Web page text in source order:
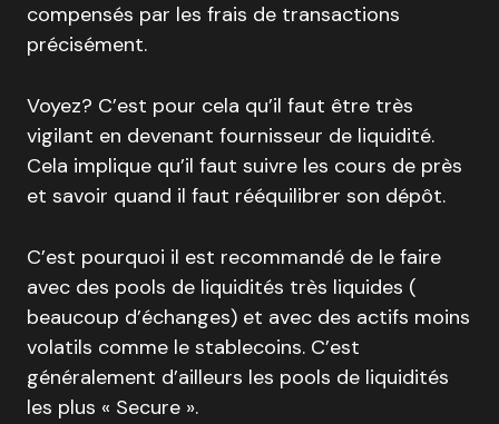
compensés par les frais de transactions
précisément.
Voyez? C’est pour cela qu’il faut être très
vigilant en devenant fournisseur de liquidité.
Cela implique qu’il faut suivre les cours de près
et savoir quand il faut rééquilibrer son dépôt.
C’est pourquoi il est recommandé de le faire
avec des pools de liquidités très liquides (
beaucoup d’échanges) et avec des actifs moins
volatils comme le stablecoins. C’est
généralement d’ailleurs les pools de liquidités
les plus « Secure ».